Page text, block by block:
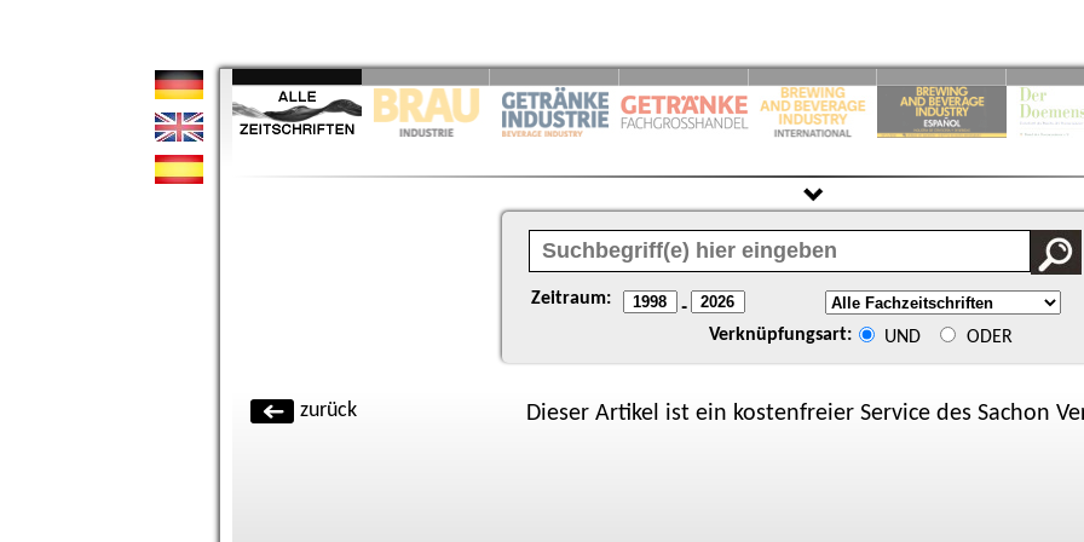
Zeitraum: -
Verknüpfungsart: UND ODER
zurück Dieser Artikel ist ein kostenfreier Service des Sachon